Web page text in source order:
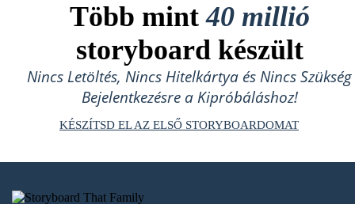
Több mint40 millió
storyboard készült
Nincs Letöltés, Nincs Hitelkártya és Nincs Szükség
Bejelentkezésre a Kipróbáláshoz!
KÉSZÍTSD EL AZ ELSŐ STORYBOARDOMAT